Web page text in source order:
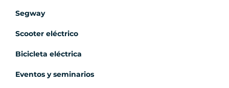
Segway
Scooter eléctrico
Bicicleta eléctrica
Eventos y seminarios